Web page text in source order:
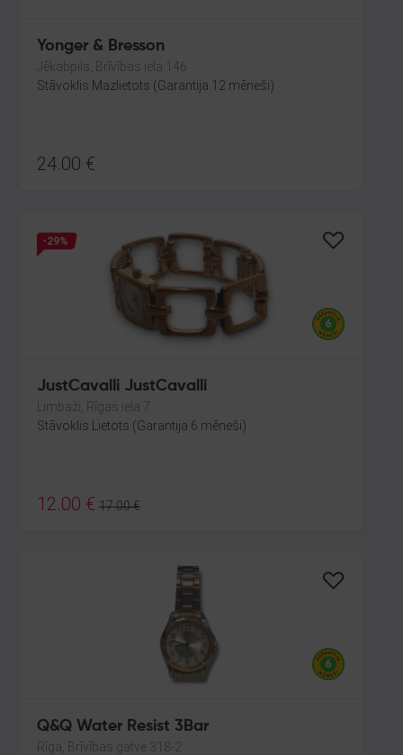
Yonger & Bresson
Jēkabpils, Brīvības iela 146
Stāvoklis Mazlietots (Garantija 12 mēneši)
24.00 €
-29%
JustCavalli JustCavalli
Limbaži, Rīgas iela 7
Stāvoklis Lietots (Garantija 6 mēneši)
12.00 € 17.00€
Q&Q Water Resist 3Bar
Rīga, Brīvības gatve 318-2